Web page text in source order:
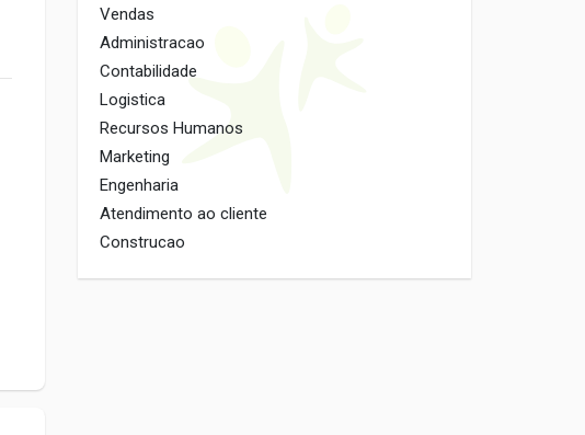
Vendas
Administracao
Contabilidade
Logistica
Recursos Humanos
Marketing
Engenharia
Atendimento ao cliente
Construcao